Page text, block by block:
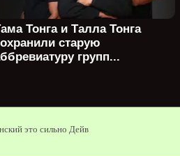
Тонга и Талла Тонга
старую
групп...
это сильно Дейв